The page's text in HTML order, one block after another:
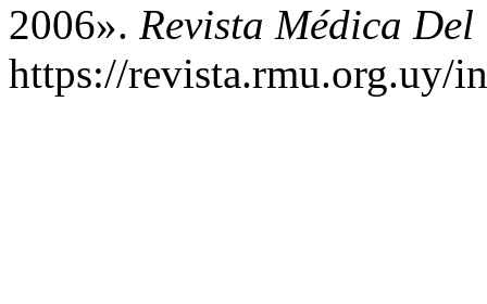
2006». Revista Médica
https://revista.rmu.org.uy/